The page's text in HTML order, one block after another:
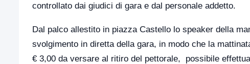
controllato dai giudici di gara e dal personale addetto.
Dal palco allestito in piazza Castello lo speaker della
svolgimento in diretta della gara, in modo che la
€ 3,00 da versare al ritiro del pettorale, possibile